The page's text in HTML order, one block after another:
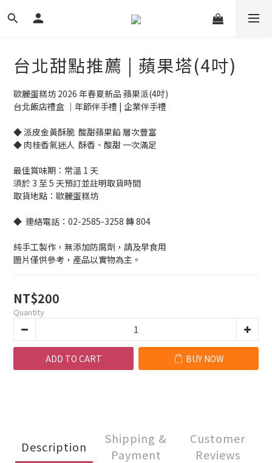
台北甜點推薦 | 蘋果塔(4吋)
歐麗蛋糕坊 2026 年春夏新品 蘋果派(4吋)
台北飯店禮盒 ｜年節伴手禮 | 企業伴手禮
◆ 派皮金黃酥脆  酸甜蘋果餡 層次豐富
◆ 肉桂香氣迷人  酥香、酸甜 一次滿足
最佳賞味期：常溫 1 天
須於 3 至 5 天預訂並註明取貨時間
取貨地點：歐麗蛋糕坊
◆  連絡電話：02-2585-3258 轉 804
純手工製作，無添加防腐劑，請及早食用
圖片僅供參考，產品以實物為主。
NT$200
Quantity
ADD TO CART BUY NOW
Description
Shipping &
Payment
Customer
Reviews